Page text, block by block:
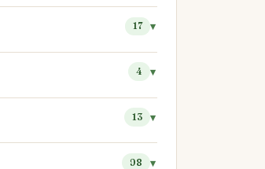
17
4
13
98